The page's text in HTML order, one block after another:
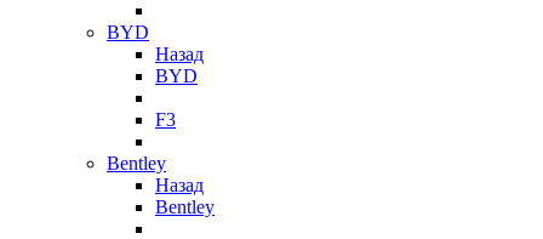
BYD
Назад
BYD
F3
Bentley
Назад
Bentley